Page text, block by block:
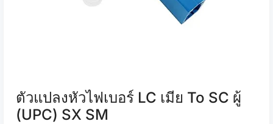
ตัวแปลงหัวไฟเบอร์ LC เมีย To SC ผู้
(UPC) SX SM